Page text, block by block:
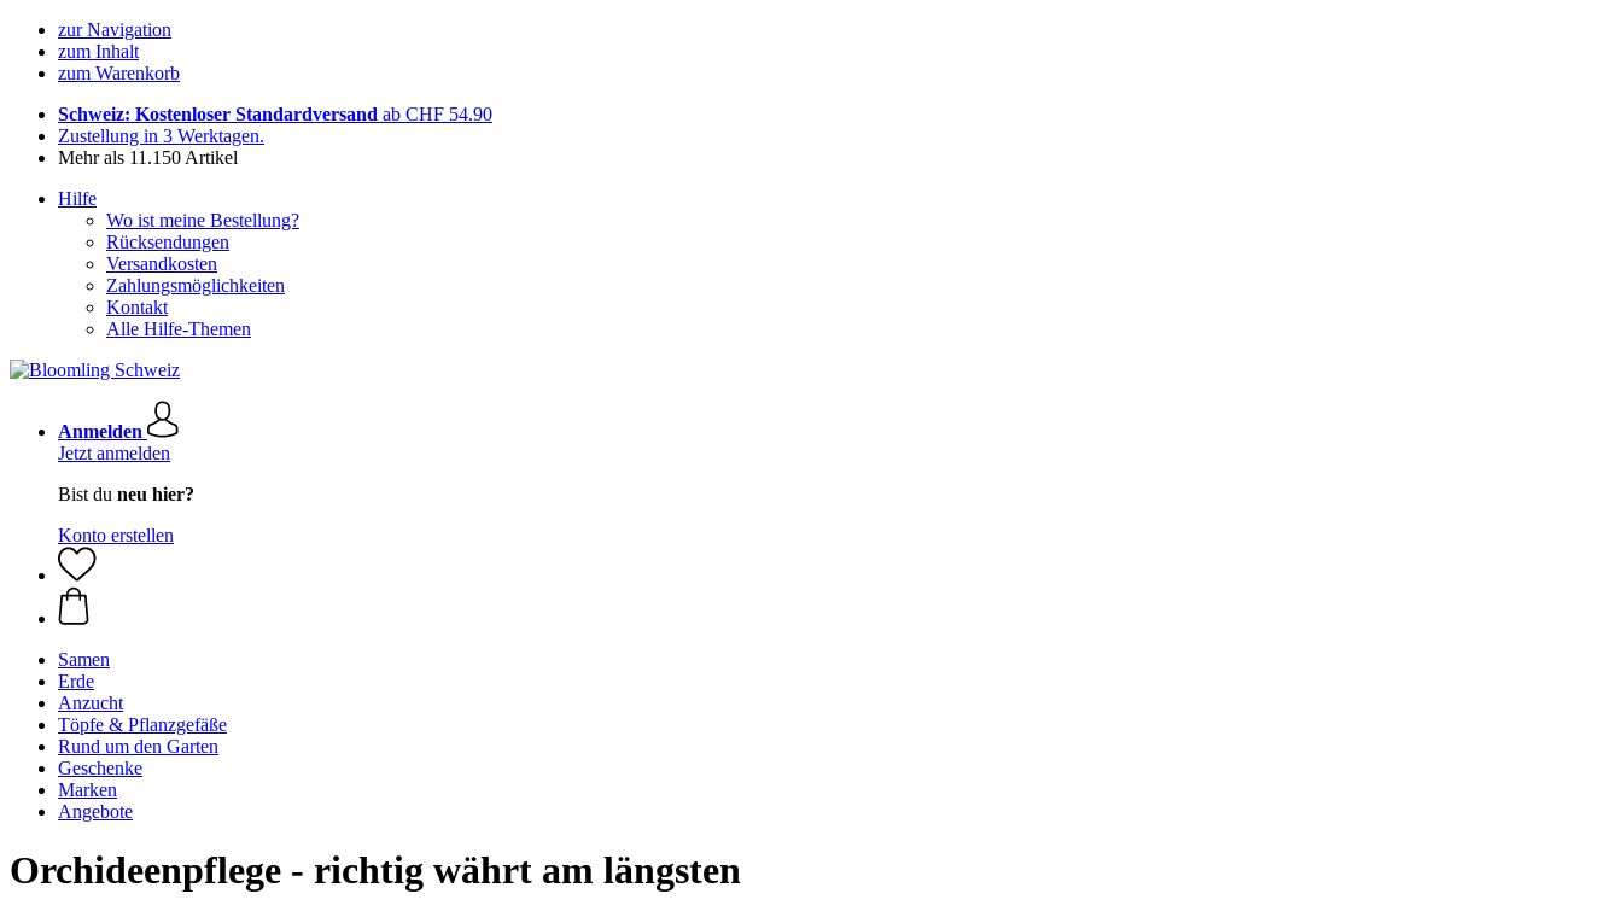
zur Navigation
zum Inhalt
zum Warenkorb
Schweiz: Kostenloser Standardversand ab CHF 54.90
Zustellung in 3 Werktagen.
Mehr als 11.150 Artikel
Hilfe
Wo ist meine Bestellung?
Rücksendungen
Versandkosten
Zahlungsmöglichkeiten
Kontakt
Alle Hilfe-Themen
Anmelden
Jetzt anmelden
Bist du neu hier?
Konto erstellen
Samen
Erde
Anzucht
Töpfe & Pflanzgefäße
Rund um den Garten
Geschenke
Marken
Angebote
Orchideenpflege - richtig währt am längsten